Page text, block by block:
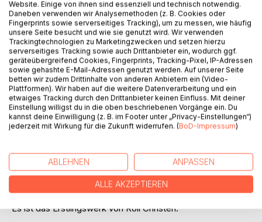
Auf die Merkliste
Titel bewerten
BESCHREIBUNG
spannende und auch zum Schmunzeln anregende
Geschichten aus dem über 30-jährigen Polizeialltag von
Im zweiten Teil ist ein spannender Kriminialroman zu lesen.
Es ist das Erstlingswerk von Roli Christen.
Website. Einige von ihnen sind essenziell und technisch notwendig.
Daneben verwenden wir Analysemethoden (z. B. Cookies oder
Fingerprints sowie serverseitiges Tracking), um zu messen, wie häufig
unsere Seite besucht und wie sie genutzt wird. Wir verwenden
Trackingtechnologien zu Marketingzwecken und setzen hierzu
serverseitiges Tracking sowie auch Drittanbieter ein, wodurch ggf.
geräteübergreifend Cookies, Fingerprints, Tracking-Pixel, IP-Adressen
sowie gehashte E-Mail-Adressen genutzt werden. Auf unserer Seite
betten wir zudem Drittinhalte von anderen Anbietern ein (Video-
Plattformen). Wir haben auf die weitere Datenverarbeitung und ein
etwaiges Tracking durch den Drittanbieter keinen Einfluss. Mit deiner
Einstellung willigst du in die oben beschriebenen Vorgänge ein. Du
kannst deine Einwilligung (z. B. im Footer unter „Privacy-Einstellungen“)
jederzeit mit Wirkung für die Zukunft widerrufen. (BoD-Impressum)
ABLEHNEN ANPASSEN
ALLE AKZEPTIEREN